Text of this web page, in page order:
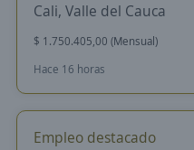
Cali, Valle del Cauca
$ 1.750.405,00 (Mensual)
Hace 16 horas
Empleo destacado